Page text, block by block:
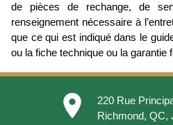
de pièces de rechange, de
renseignement nécessaire à
que ce qui est indiqué dans le
ou la fiche technique ou la garantie
place
220 Rue
Richmond, QC,